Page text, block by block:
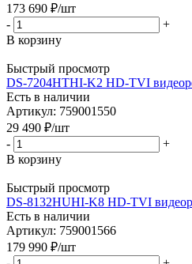
173 690 ₽/шт
-
+
В корзину
Быстрый просмотр
DS-7204HTHI-K2 HD-TVI
Есть в наличии
Артикул: 759001550
29 490 ₽/шт
-
+
В корзину
Быстрый просмотр
DS-8132HUHI-K8 HD-TVI
Есть в наличии
Артикул: 759001566
179 990 ₽/шт